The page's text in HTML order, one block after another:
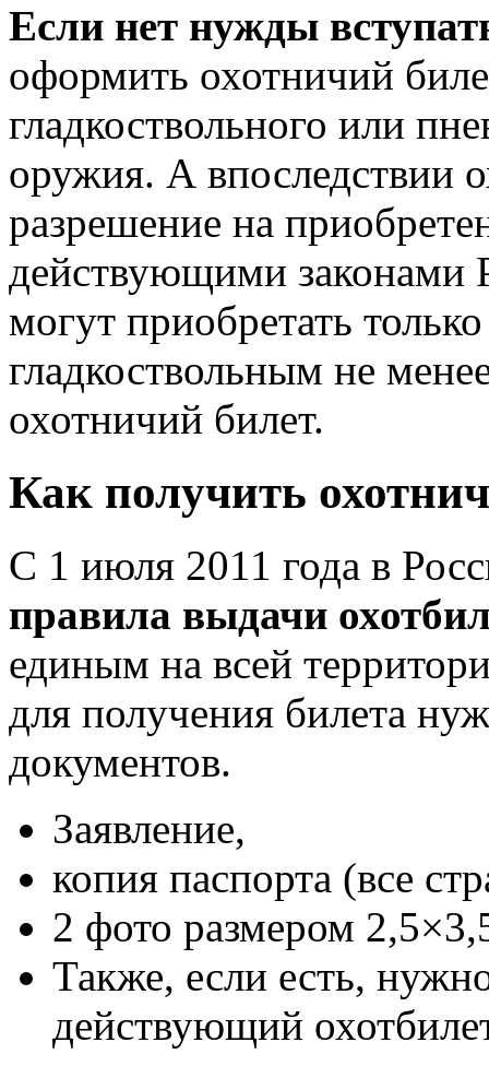
Если нет нужды
оформить охотничий
гладкоствольного или
оружия. А впоследствии
разрешение на
действующими законами
могут приобретать
гладкоствольным не
охотничий билет.
Как получить
С 1 июля 2011 года в
правила выдачи
единым на всей
для получения билета
документов.
Заявление,
копия паспорта (все
2 фото размером
Также, если есть,
действующий